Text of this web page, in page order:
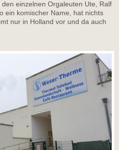
einzelnen Orgaleuten Ute, Ralf
ein komischer Name, hat nichts
nur in Holland vor und da auch